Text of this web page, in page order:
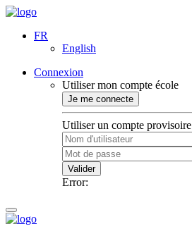
FR
English
Connexion
Utiliser mon compte école
Je me connecte
Utiliser un compte provisoire
Valider
Error: